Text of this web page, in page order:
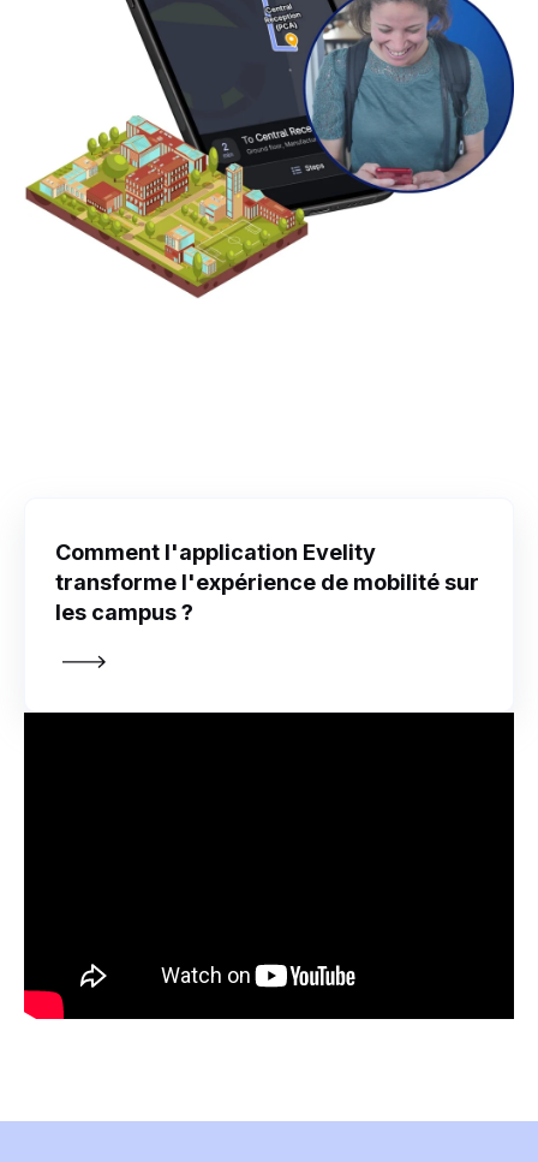
Comment l'application Evelity
transforme l'expérience de mobilité sur
les campus ?